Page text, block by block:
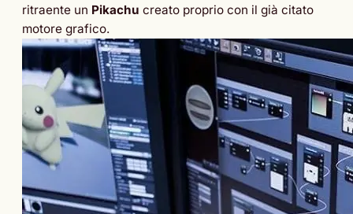
ritraente un Pikachu creato proprio con il già citato
motore grafico.